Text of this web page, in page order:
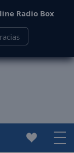
Radio Box